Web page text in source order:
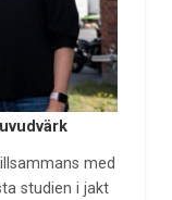
med
studien i jakt